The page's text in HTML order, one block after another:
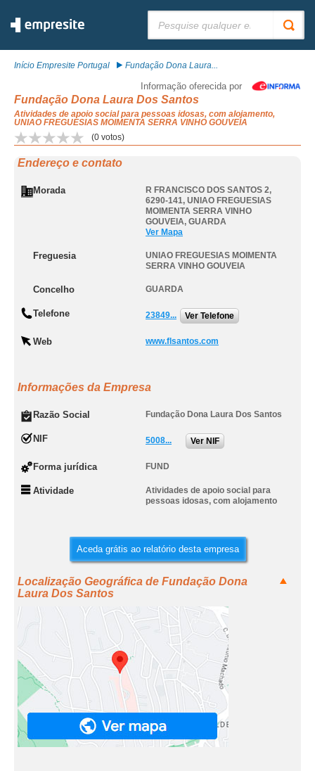
Início Empresite Portugal Fundação Dona Laura...
Informação oferecida por
Fundação Dona Laura Dos Santos
Atividades de apoio social para pessoas idosas, com alojamento,
UNIAO FREGUESIAS MOIMENTA SERRA VINHO GOUVEIA
(0 votos)
Endereço e contato
Morada
R FRANCISCO DOS SANTOS 2,
6290-141, UNIAO FREGUESIAS
MOIMENTA SERRA VINHO
GOUVEIA, GUARDA
Ver Mapa
Freguesia
UNIAO FREGUESIAS MOIMENTA
SERRA VINHO GOUVEIA
Concelho GUARDA
Telefone 23849... Ver Telefone
Web www.flsantos.com
Informações da Empresa
Razão Social Fundação Dona Laura Dos Santos
NIF 5008... Ver NIF
Forma jurídica FUND
Atividade
Atividades de apoio social para
pessoas idosas, com alojamento
Aceda grátis ao relatório desta empresa
Localização Geográfica de Fundação Dona
Laura Dos Santos